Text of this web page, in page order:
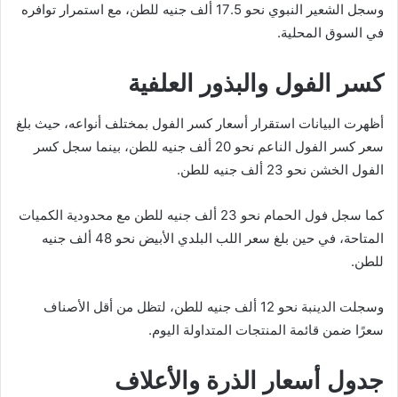
وسجل الشعير النبوي نحو 17.5 ألف جنيه للطن، مع استمرار توافره
في السوق المحلية.
كسر الفول والبذور العلفية
أظهرت البيانات استقرار أسعار كسر الفول بمختلف أنواعه، حيث بلغ
سعر كسر الفول الناعم نحو 20 ألف جنيه للطن، بينما سجل كسر
الفول الخشن نحو 23 ألف جنيه للطن.
كما سجل فول الحمام نحو 23 ألف جنيه للطن مع محدودية الكميات
المتاحة، في حين بلغ سعر اللب البلدي الأبيض نحو 48 ألف جنيه
للطن.
وسجلت الدينبة نحو 12 ألف جنيه للطن، لتظل من أقل الأصناف
سعرًا ضمن قائمة المنتجات المتداولة اليوم.
جدول أسعار الذرة والأعلاف